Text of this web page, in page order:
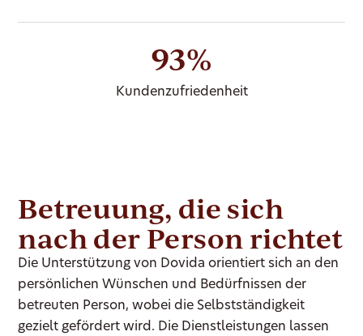
93%
Kundenzufriedenheit
Betreuung, die sich
nach der Person richtet
Die Unterstützung von Dovida orientiert sich an den
persönlichen Wünschen und Bedürfnissen der
betreuten Person, wobei die Selbstständigkeit
gezielt gefördert wird. Die Dienstleistungen lassen